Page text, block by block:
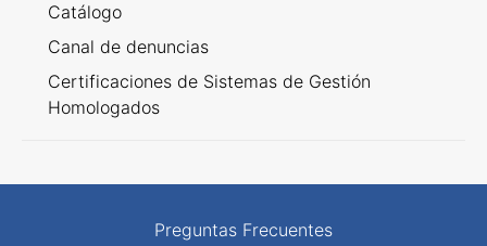
Catálogo
Canal de denuncias
Certificaciones de Sistemas de Gestión
Homologados
Preguntas Frecuentes